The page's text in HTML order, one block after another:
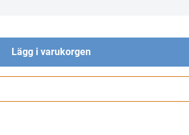
Lägg i varukorgen